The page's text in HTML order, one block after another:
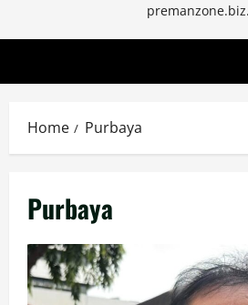
Home Purbaya
Purbaya